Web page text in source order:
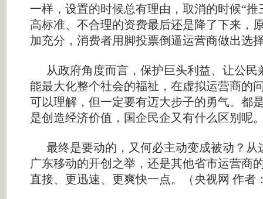
一样，设置的时候总有理由，取消的时候“推
高标准、不合理的资费最后还是降了下来，
加充分，消费者用脚投票倒逼运营商做出选
从政府角度而言，保护巨头利益、让公民
能最大化整个社会的福祉，在虚拟运营商的
可以理解，但一定要有迈大步子的勇气。都
是创造经济价值，国企民企又有什么区别呢
最终是要动的，又何必主动变成被动？从
广东移动的开创之举，还是其他省市运营商
直接、更迅速、更爽快一点。（央视网 作者